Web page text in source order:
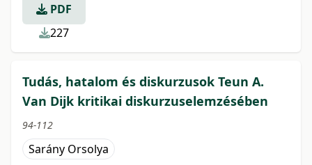
PDF
227
Tudás, hatalom és diskurzusok Teun A.
Van Dijk kritikai diskurzuselemzésében
94-112
Sarány Orsolya